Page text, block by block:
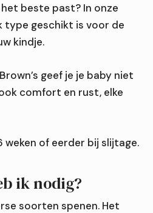
beste past? In onze
type geschikt is voor de
kindje.
geef je je baby niet
comfort en rust, elke
weken of eerder bij slijtage.
ik nodig?
soorten spenen. Het